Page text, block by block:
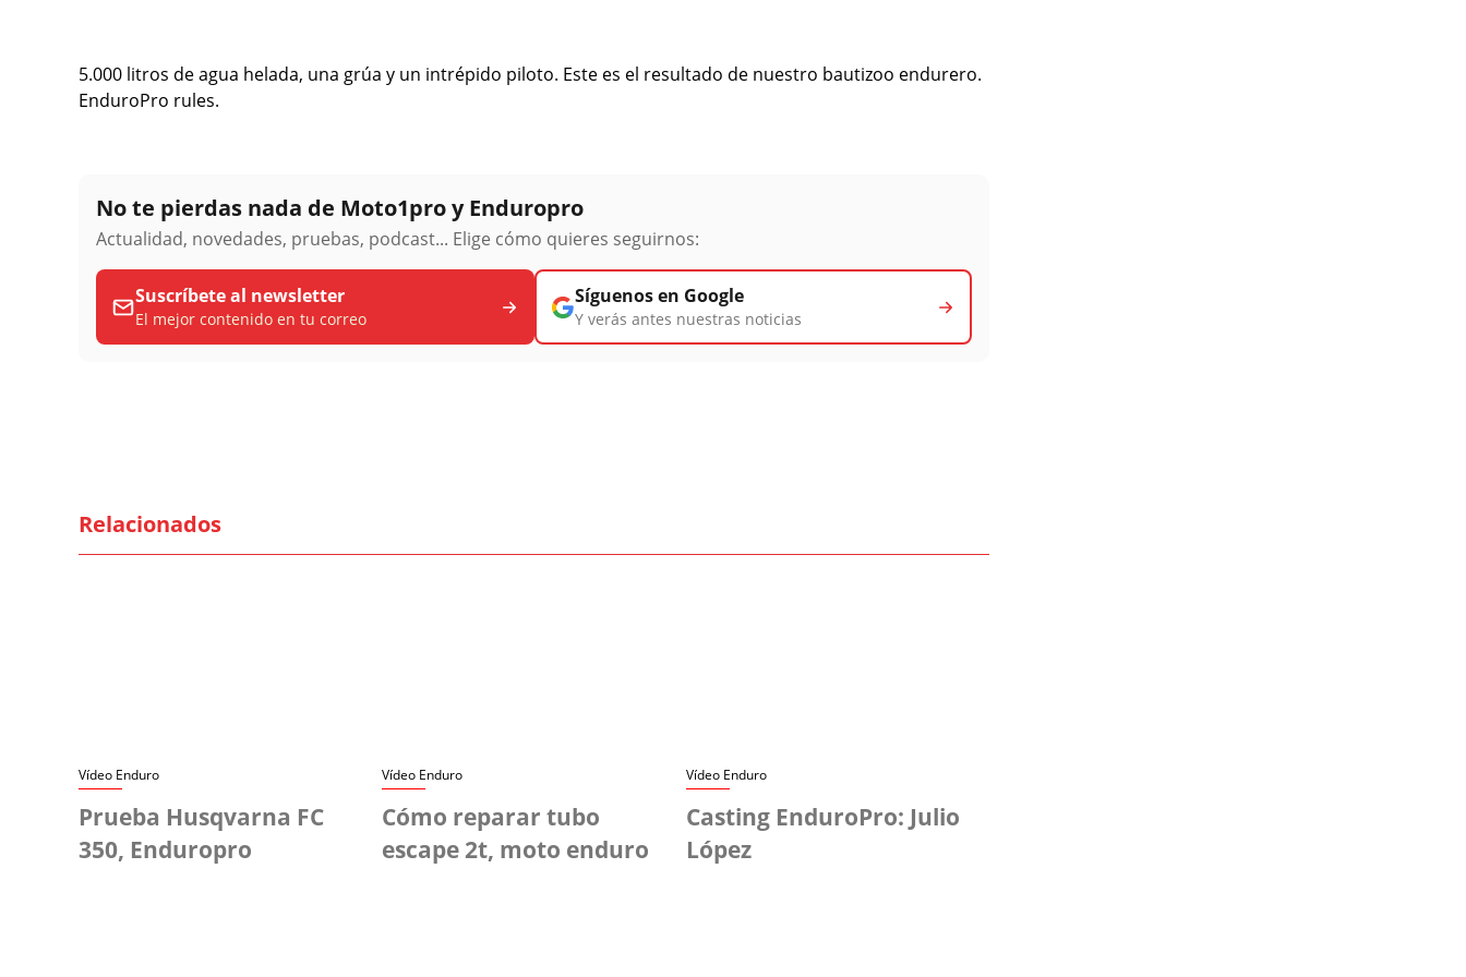
5.000 litros de agua helada, una grúa y un intrépido piloto. Este es el resultado de nuestro bautizoo endurero.
EnduroPro rules.
No te pierdas nada de Moto1pro y Enduropro
Actualidad, novedades, pruebas, podcast... Elige cómo quieres seguirnos:
Suscríbete al newsletter
El mejor contenido en tu correo
Síguenos en Google
Y verás antes nuestras noticias
Relacionados
Vídeo Enduro
Prueba Husqvarna FC
350, Enduropro
Vídeo Enduro
Cómo reparar tubo
escape 2t, moto enduro
Vídeo Enduro
Casting EnduroPro: Julio
López